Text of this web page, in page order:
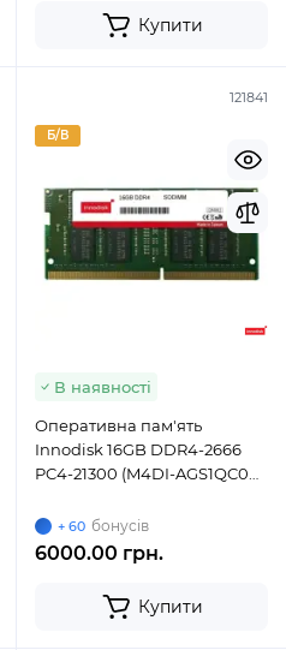
Купити
121841
Б/В
В наявності
Оперативна пам'ять
Innodisk 16GB DDR4-2666
PC4-21300 (M4DI-AGS1QC0K)
+ 60 бонусів
6000.00 грн.
Купити